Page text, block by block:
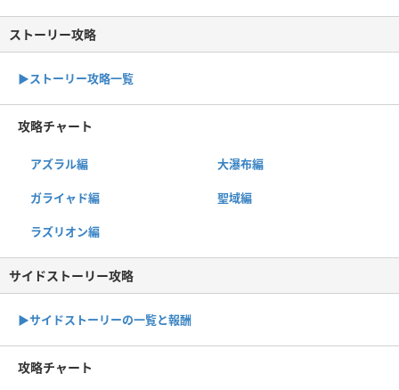
ストーリー攻略
▶︎ストーリー攻略一覧
攻略チャート
アズラル編 大瀑布編
ガライャド編 聖域編
ラズリオン編
サイドストーリー攻略
▶サイドストーリーの一覧と報酬
攻略チャート